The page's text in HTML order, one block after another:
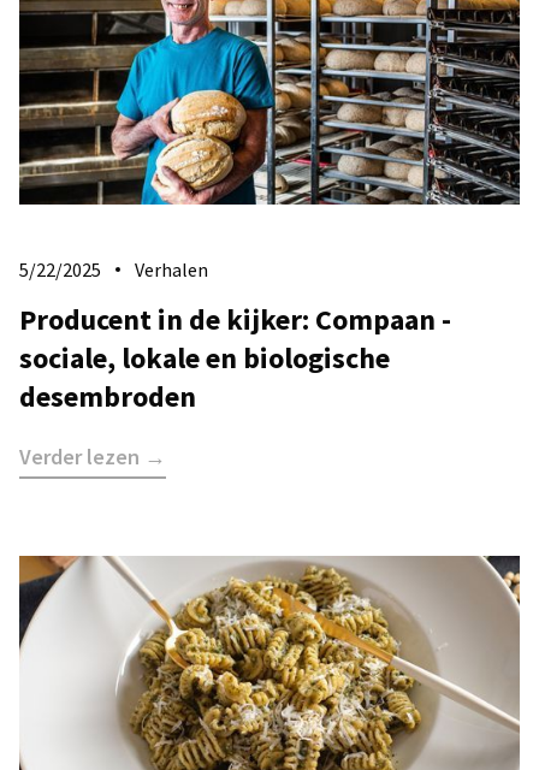
5/22/2025 Verhalen
Producent in de kijker: Compaan -
sociale, lokale en biologische
desembroden
Verder lezen →